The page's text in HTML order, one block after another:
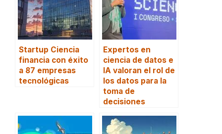
Startup Ciencia
financia con éxito
a 87 empresas
tecnológicas
Expertos en
ciencia de datos e
IA valoran el rol de
los datos para la
toma de
decisiones